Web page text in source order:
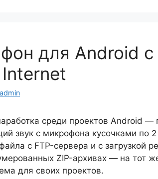
для Android
admin
среди проектов Android
звук с микрофона кусочками по
с FTP-сервера и с загрузкой
ZIP-архивах — на тот
для своих проектов.